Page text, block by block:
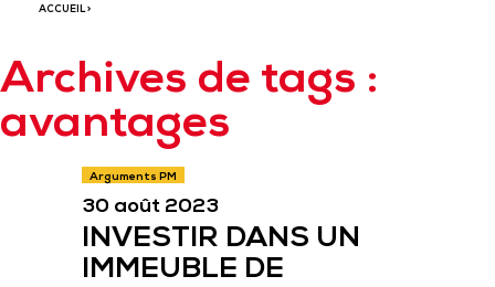
ACCUEIL>
Archives de tags :
avantages
Arguments PM
30 août 2023
INVESTIR DANS UN
IMMEUBLE DE